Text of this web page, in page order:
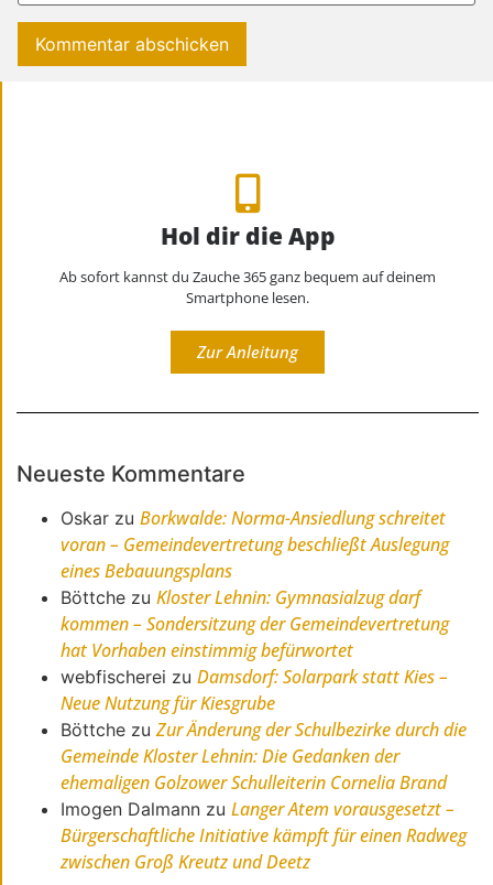
Hol dir die App
Ab sofort kannst du Zauche 365 ganz bequem auf deinem
Smartphone lesen.
Zur Anleitung
Neueste Kommentare
Oskar zu Borkwalde: Norma-Ansiedlung schreitet
voran – Gemeindevertretung beschließt Auslegung
eines Bebauungsplans
Böttche zu Kloster Lehnin: Gymnasialzug darf
kommen – Sondersitzung der Gemeindevertretung
hat Vorhaben einstimmig befürwortet
webfischerei zu Damsdorf: Solarpark statt Kies –
Neue Nutzung für Kiesgrube
Böttche zuZur Änderung der Schulbezirke durch die
Gemeinde Kloster Lehnin: Die Gedanken der
ehemaligen Golzower Schulleiterin Cornelia Brand
Imogen Dalmann zu Langer Atem vorausgesetzt –
Bürgerschaftliche Initiative kämpft für einen Radweg
zwischen Groß Kreutz und Deetz